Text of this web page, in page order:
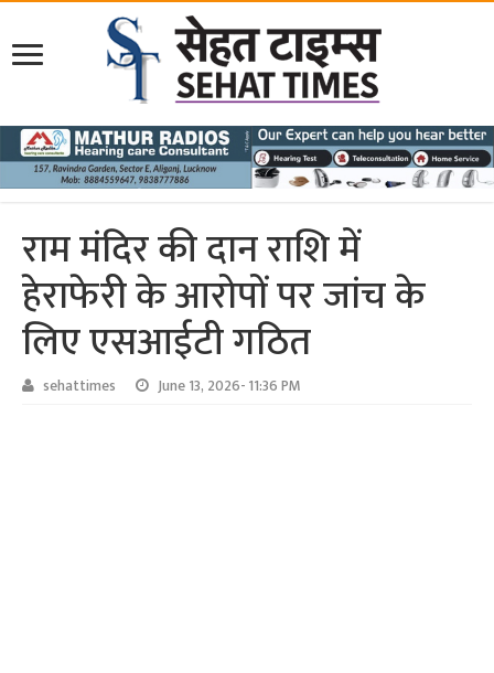
राम मंदिर की दान राशि में
हेराफेरी के आरोपों पर जांच के
लिए एसआईटी गठित
sehattimes June 13, 2026- 11:36 PM